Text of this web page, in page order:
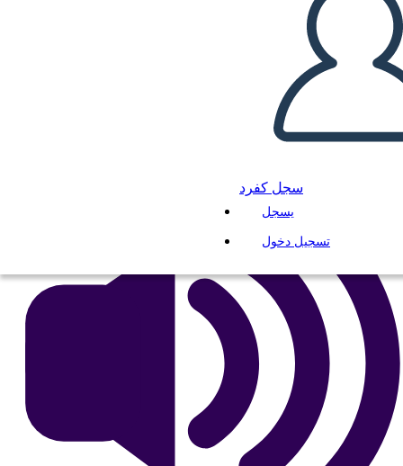
سجل كفرد
يسجل
تسجيل دخول